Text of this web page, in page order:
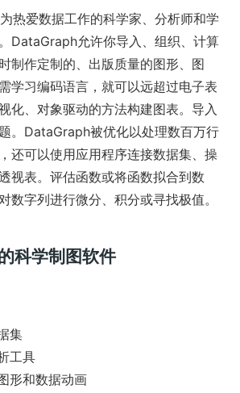
热爱数据工作的科学家、分析师和学
DataGraph允许你导入、组织、计算
制作定制的、出版质量的图形、图
学习编码语言，就可以远超过电子表
化、对象驱动的方法构建图表。导入
。DataGraph被优化以处理数百万行
还可以使用应用程序连接数据集、操
视表。评估函数或将函数拟合到数
数字列进行微分、积分或寻找极值。
科学制图软件
集
工具
形和数据动画